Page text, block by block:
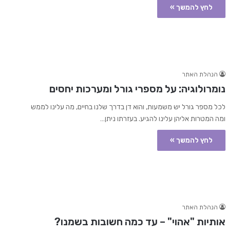
לחץ להמשך »
הנהלת האתר
נומרולוגיה: על מספרי גורל ומערכות יחסים
לכל מספר גורל יש משמעות, והוא דן בדרך שלנו בחיים, מה עלינו לממש
ומה המטרות אליהן עלינו להגיע. בעזרתו ניתן…
לחץ להמשך »
הנהלת האתר
אותיות "אהוי" – עד כמה חשובות בשמנו?